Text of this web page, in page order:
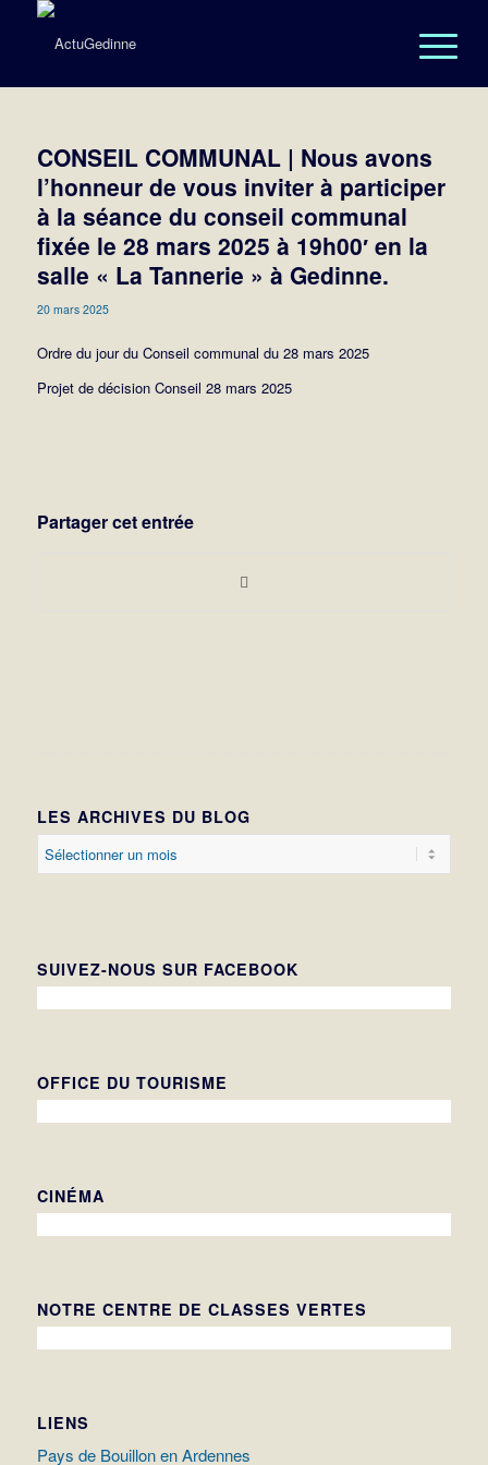
CONSEIL COMMUNAL | Nous avons
l’honneur de vous inviter à participer
à la séance du conseil communal
fixée le 28 mars 2025 à 19h00′ en la
salle « La Tannerie » à Gedinne.
20 mars 2025
Ordre du jour du Conseil communal du 28 mars 2025
Projet de décision Conseil 28 mars 2025
Partager cet entrée
LES ARCHIVES DU BLOG
SUIVEZ-NOUS SUR FACEBOOK
OFFICE DU TOURISME
CINÉMA
NOTRE CENTRE DE CLASSES VERTES
LIENS
Pays de Bouillon en Ardennes